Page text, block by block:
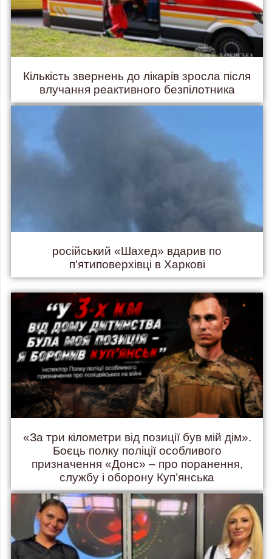
Кількість звернень до лікарів зросла після
влучання реактивного безпілотника
російський «Шахед» вдарив по
п’ятиповерхівці в Харкові
«За три кілометри від позиції був мій дім».
Боєць полку поліції особливого
призначення «Донс» – про поранення,
службу і оборону Куп’янська